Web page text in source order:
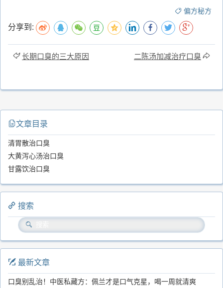
偏方秘方
分享到:
长期口臭的三大原因 二陈汤加减治疗口臭
文章目录
清胃散治口臭
大黄泻心汤治口臭
甘露饮治口臭
搜索
最新文章
口臭别乱治！中医私藏方：佩兰才是口气克星，喝一周就清爽